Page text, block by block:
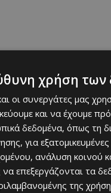
του
συζητήσεις μεταξύ
υπάρχουν
χρήση των
οι συνεργάτες μας
και να έχουμε
δεδομένα, όπως τη
για
ανάλυση κοινού
να επεξεργάζονται τα
της